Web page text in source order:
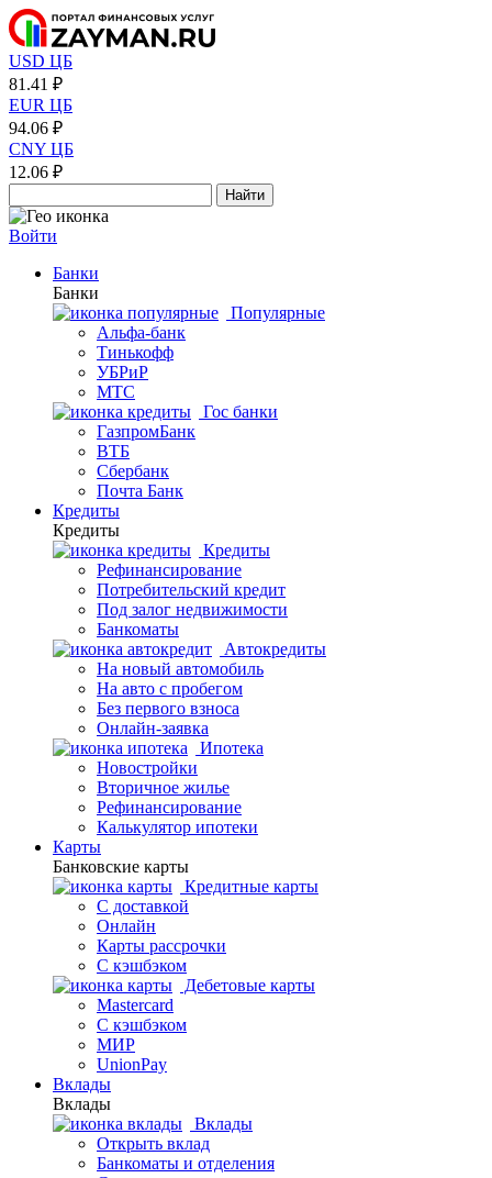
USD ЦБ
81.41 ₽
EUR ЦБ
94.06 ₽
CNY ЦБ
12.06 ₽
Найти
Войти
Банки
Банки
Популярные
Альфа-банк
Тинькофф
УБРиР
МТС
Гос банки
ГазпромБанк
ВТБ
Сбербанк
Почта Банк
Кредиты
Кредиты
Кредиты
Рефинансирование
Потребительский кредит
Под залог недвижимости
Банкоматы
Автокредиты
На новый автомобиль
На авто с пробегом
Без первого взноса
Онлайн-заявка
Ипотека
Новостройки
Вторичное жилье
Рефинансирование
Калькулятор ипотеки
Карты
Банковские карты
Кредитные карты
С доставкой
Онлайн
Карты рассрочки
С кэшбэком
Дебетовые карты
Mastercard
С кэшбэком
МИР
UnionPay
Вклады
Вклады
Вклады
Открыть вклад
Банкоматы и отделения